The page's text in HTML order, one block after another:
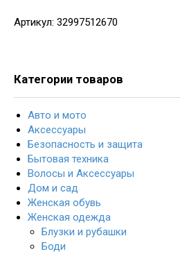
Артикул: 32997512670
Категории товаров
Авто и мото
Аксессуары
Безопасность и защита
Бытовая техника
Волосы и Аксессуары
Дом и сад
Женская обувь
Женская одежда
Блузки и рубашки
Боди